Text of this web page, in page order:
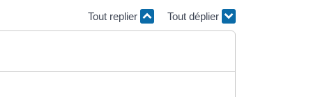
Tout replier Tout déplier